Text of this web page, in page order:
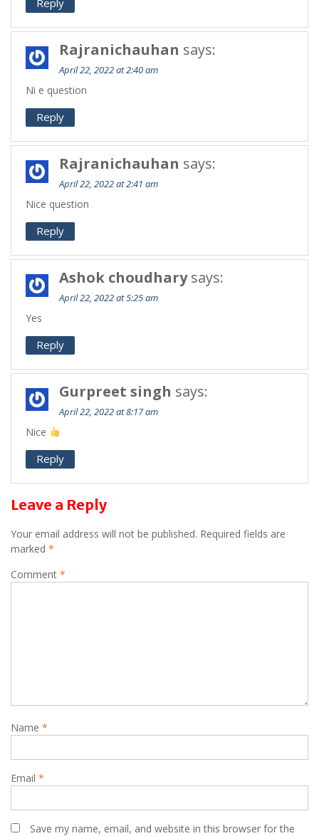
Reply
Rajranichauhan says:
April 22, 2022 at 2:40 am
Ni e question
Reply
Rajranichauhan says:
April 22, 2022 at 2:41 am
Nice question
Reply
Ashok choudhary says:
April 22, 2022 at 5:25 am
Yes
Reply
Gurpreet singh says:
April 22, 2022 at 8:17 am
Nice
Reply
Leave a Reply
Your email address will not be published. Required fields are
marked *
Comment *
Name *
Email *
Save my name, email, and website in this browser for the